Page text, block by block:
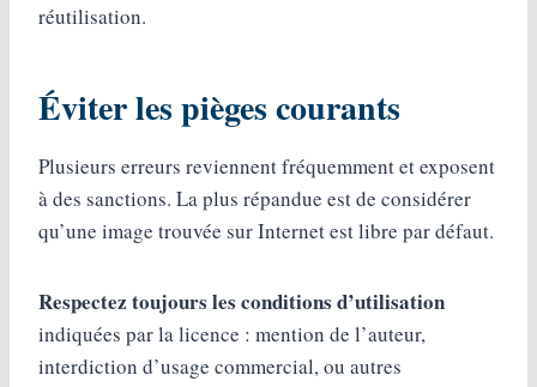
réutilisation.
Éviter les pièges courants
Plusieurs erreurs reviennent fréquemment et exposent
à des sanctions. La plus répandue est de considérer
qu’une image trouvée sur Internet est libre par défaut.
Respectez toujours les conditions d’utilisation
indiquées par la licence : mention de l’auteur,
interdiction d’usage commercial, ou autres